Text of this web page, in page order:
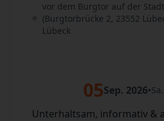
vor dem Burgtor auf der
(Burgtorbrücke 2, 23552
Lübeck
05Sep. 2026•
Unterhaltsam, informativ &